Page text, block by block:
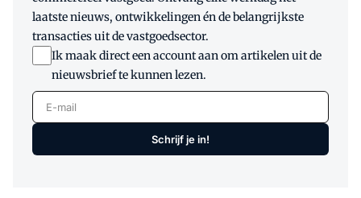
laatste nieuws, ontwikkelingen én de belangrijkste
transacties uit de vastgoedsector.
Ik maak direct een account aan om artikelen uit de
nieuwsbrief te kunnen lezen.
E-mail
Schrijf je in!